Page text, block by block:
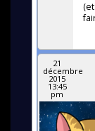
21
décembre
2015
13:45
pm